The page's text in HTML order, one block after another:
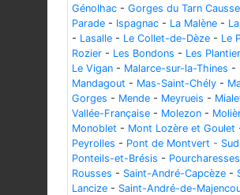
Génolhac - Gorges du Tarn
Parade - Ispagnac - La Malène -
- Lasalle - Le Collet-de-Dèze - Le
Rozier - Les Bondons - Les
Le Vigan - Malarce-sur-la-Thines -
Mandagout - Mas-Saint-Chély -
Gorges - Mende - Meyrueis -
Vallée-Française - Molezon -
Monoblet - Mont Lozère et Goulet
Peyrolles - Pont de Montvert -
Ponteils-et-Brésis - Pourcharesses
Rousses - Saint-André-Capcèze -
Lancize - Saint-André-de-